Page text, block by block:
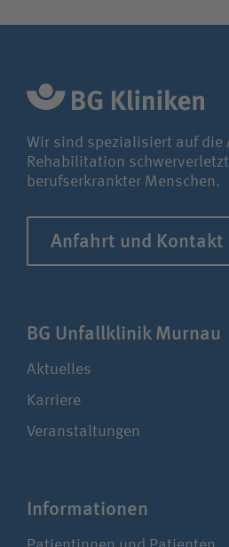
Wir sind spezialisiert auf die
Rehabilitation
berufserkrankter Menschen.
Anfahrt und Kontakt
BG Unfall­klinik Murnau
Aktuelles
Karriere
Veranstaltungen
Infor­ma­tionen